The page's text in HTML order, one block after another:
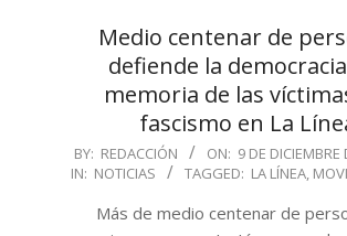
Medio centenar de
defiende la
memoria de las
fascismo en La
2024-
12-
BY: REDACCIÓN ON: 9 DE DICIEMBRE
IN: NOTICIAS TAGGED: LA LÍNEA,
Más de medio centenar de